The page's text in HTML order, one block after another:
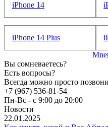
iPhone 14
iPhone 14 Plus
Вы сомневаетесь?
Есть вопросы?
Всегда можно просто
+7 (967) 536-81-54
Пн-Вс - с 9:00 до 20:00
Новости
22.01.2025